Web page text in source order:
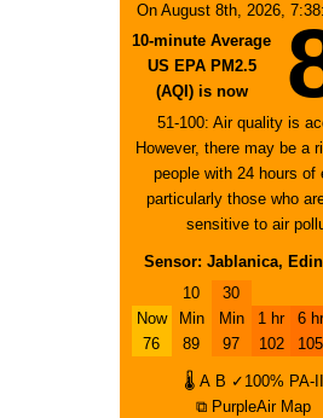
On August 8th, 2026,
10-minute Average
US EPA PM2.5
(AQI) is now
51-100: Air quality is
However, there may be a
people with 24 hours of
particularly those who
sensitive to air
Sensor: Jablanica,
Now
76
10
Min
89
30
Min
97
1 hr
102
6 hr
105
🌡 A B ✓100% PA-II
⧉ PurpleAir Map